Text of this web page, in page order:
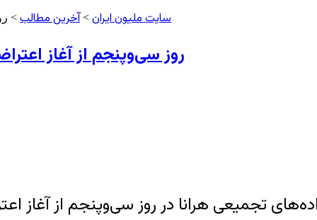
سایت ملیون ایران >آخرین مطالب >
روز سی‌وپنجم از آغاز